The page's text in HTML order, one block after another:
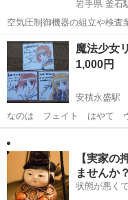
岩手県 釜石
空気圧制御機器の組立や検
務！嬉しい寮費無料！ワン
内に無料駐車場あり★！《岩手県釜石市》 人
圧制御機器（シリンダ、バル
岩手 釜石市 釜石駅
魔法少女
1,000円
安積永盛駅
なのは フェイト はやて ヴォルケンリ
ご遠慮ください。 ノークレームノーリターンでお願いします。 複数個
同時に取引される場合はお値
【実家の
ませんか？
状態が悪く